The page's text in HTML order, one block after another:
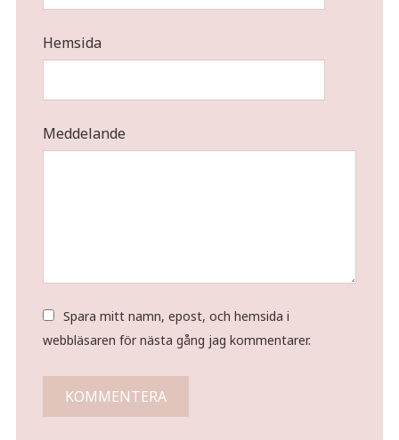
Hemsida
Meddelande
Spara mitt namn, epost, och hemsida i
webbläsaren för nästa gång jag kommentarer.